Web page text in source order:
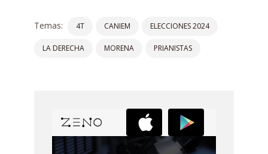
Temas: 4T CANIEM ELECCIONES 2024
LA DERECHA MORENA PRIANISTAS